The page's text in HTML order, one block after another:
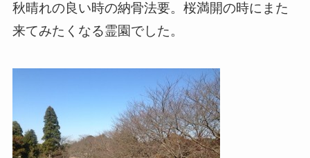
秋晴れの良い時の納骨法要。桜満開の時にまた
来てみたくなる霊園でした。